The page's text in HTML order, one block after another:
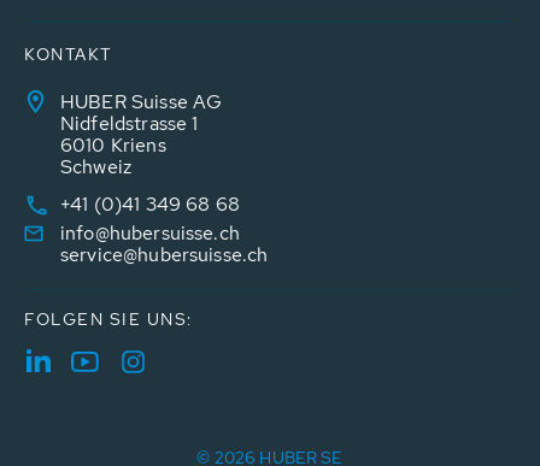
KONTAKT
HUBER Suisse AG
Nidfeldstrasse 1
6010 Kriens
Schweiz
+41 (0)41 349 68 68
info@hubersuisse.ch
service@hubersuisse.ch
FOLGEN SIE UNS:
© 2026 HUBER SE